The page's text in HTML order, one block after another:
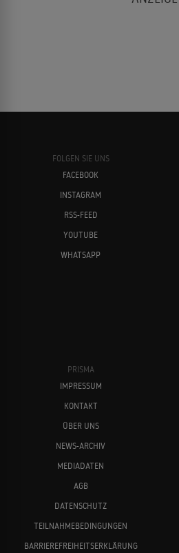
FOLGEN SIE UNS
FACEBOOK
INSTAGRAM
RSS-FEED
YOUTUBE
WHATSAPP
PRISMA
IMPRESSUM
KONTAKT
ÜBER UNS
NEWS-ARCHIV
MEDIADATEN
AGB
DATENSCHUTZ
TEILNAHMEBEDINGUNGEN
BARRIEREFREIHEITSERKLÄRUNG